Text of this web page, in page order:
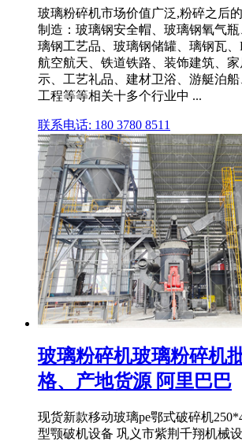
玻璃粉碎机市场价值广泛,粉碎之后
制造：玻璃钢安全帽、玻璃钢氧气
璃钢工艺品、玻璃钢储罐、璃钢瓦、
航空航天、铁道铁路、装饰建筑、
示、工艺礼品、建材卫浴、游艇泊
工程等等相关十多个行业中 ...
联系电话: 180 3780 8511
玻璃粉碎机玻璃粉碎机
格、产地货源 阿里巴巴
现货新款移动玻璃pe鄂式破碎机
型颚破机设备 巩义市紫荆千翔机械